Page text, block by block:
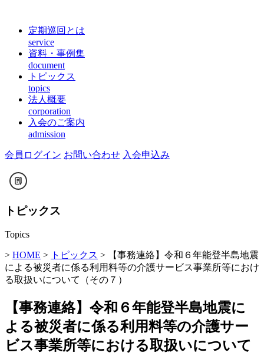
定期巡回とは
service
資料・事例集
document
トピックス
topics
法人概要
corporation
入会のご案内
admission
会員ログイン お問い合わせ 入会申込み
トピックス
Topics
> HOME > トピックス > 【事務連絡】令和６年能登半島地震
による被災者に係る利用料等の介護サービス事業所等におけ
る取扱いについて（その７）
【事務連絡】令和６年能登半島地震に
よる被災者に係る利用料等の介護サー
ビス事業所等における取扱いについて